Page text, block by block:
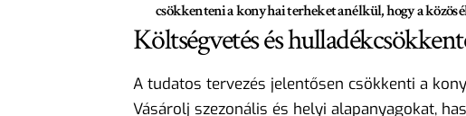
csökkenteni a konyhai terheket anélkül, hogy a közös
Költségvetés és
A tudatos tervezés jelentősen csökkenti a
Vásárolj szezonális és helyi alapanyagokat,